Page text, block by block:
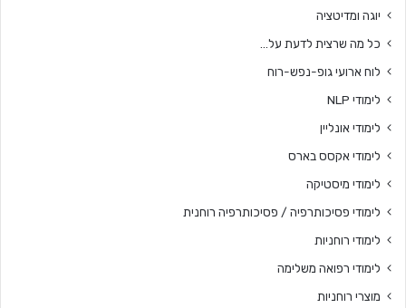
יוגה ומדיטציה
כל מה שרצית לדעת על…
לוח ארועי גופ-נפש-רוח
לימודי NLP
לימודי אונליין
לימודי אקסס בארס
לימודי מיסטיקה
לימודי פסיכותרפיה / פסיכותרפיה רוחנית
לימודי רוחניות
לימודי רפואה משלימה
מוצרי רוחניות